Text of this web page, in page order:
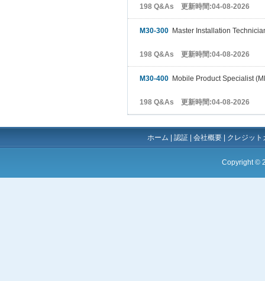
198 Q&As 更新時間:04-08-2026
M30-300 Master Installation
198 Q&As 更新時間:04-08-2026
M30-400 Mobile Product Specialist
198 Q&As 更新時間:04-08-2026
ホーム 認証 会社概要 クレジッ
Copyright ©